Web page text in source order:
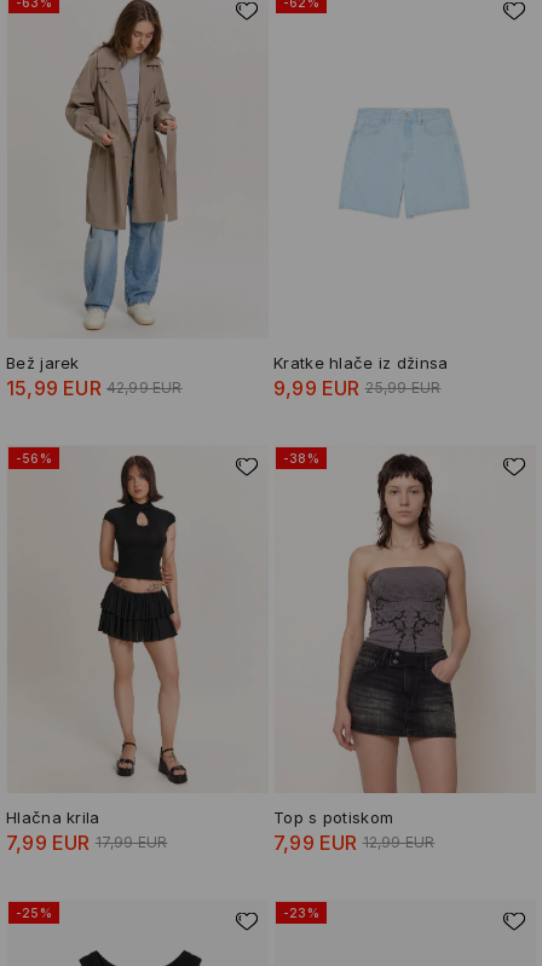
Bež jarek
15,99 EUR 42,99 EUR
Kratke hlače iz džinsa
9,99 EUR 25,99 EUR
-56%
Hlačna krila
7,99 EUR 17,99 EUR
-38%
Top s potiskom
7,99 EUR 12,99 EUR
-25% -23%